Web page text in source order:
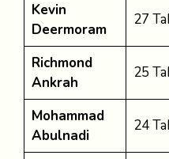
Kevin
Deermoram
27
Richmond
Ankrah
25
Mohammad
Abulnadi
24